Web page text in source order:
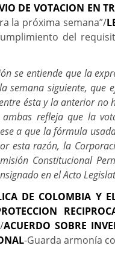
DE VOTACION EN
la próxima semana”/
del
se entiende que la
semana siguiente, que
ésta y la anterior no
refleja que la
a que la fórmula
esta razón, la
Constitucional
en el Acto
DE COLOMBIA Y
ACUERDO SOBRE
-Guarda armonía